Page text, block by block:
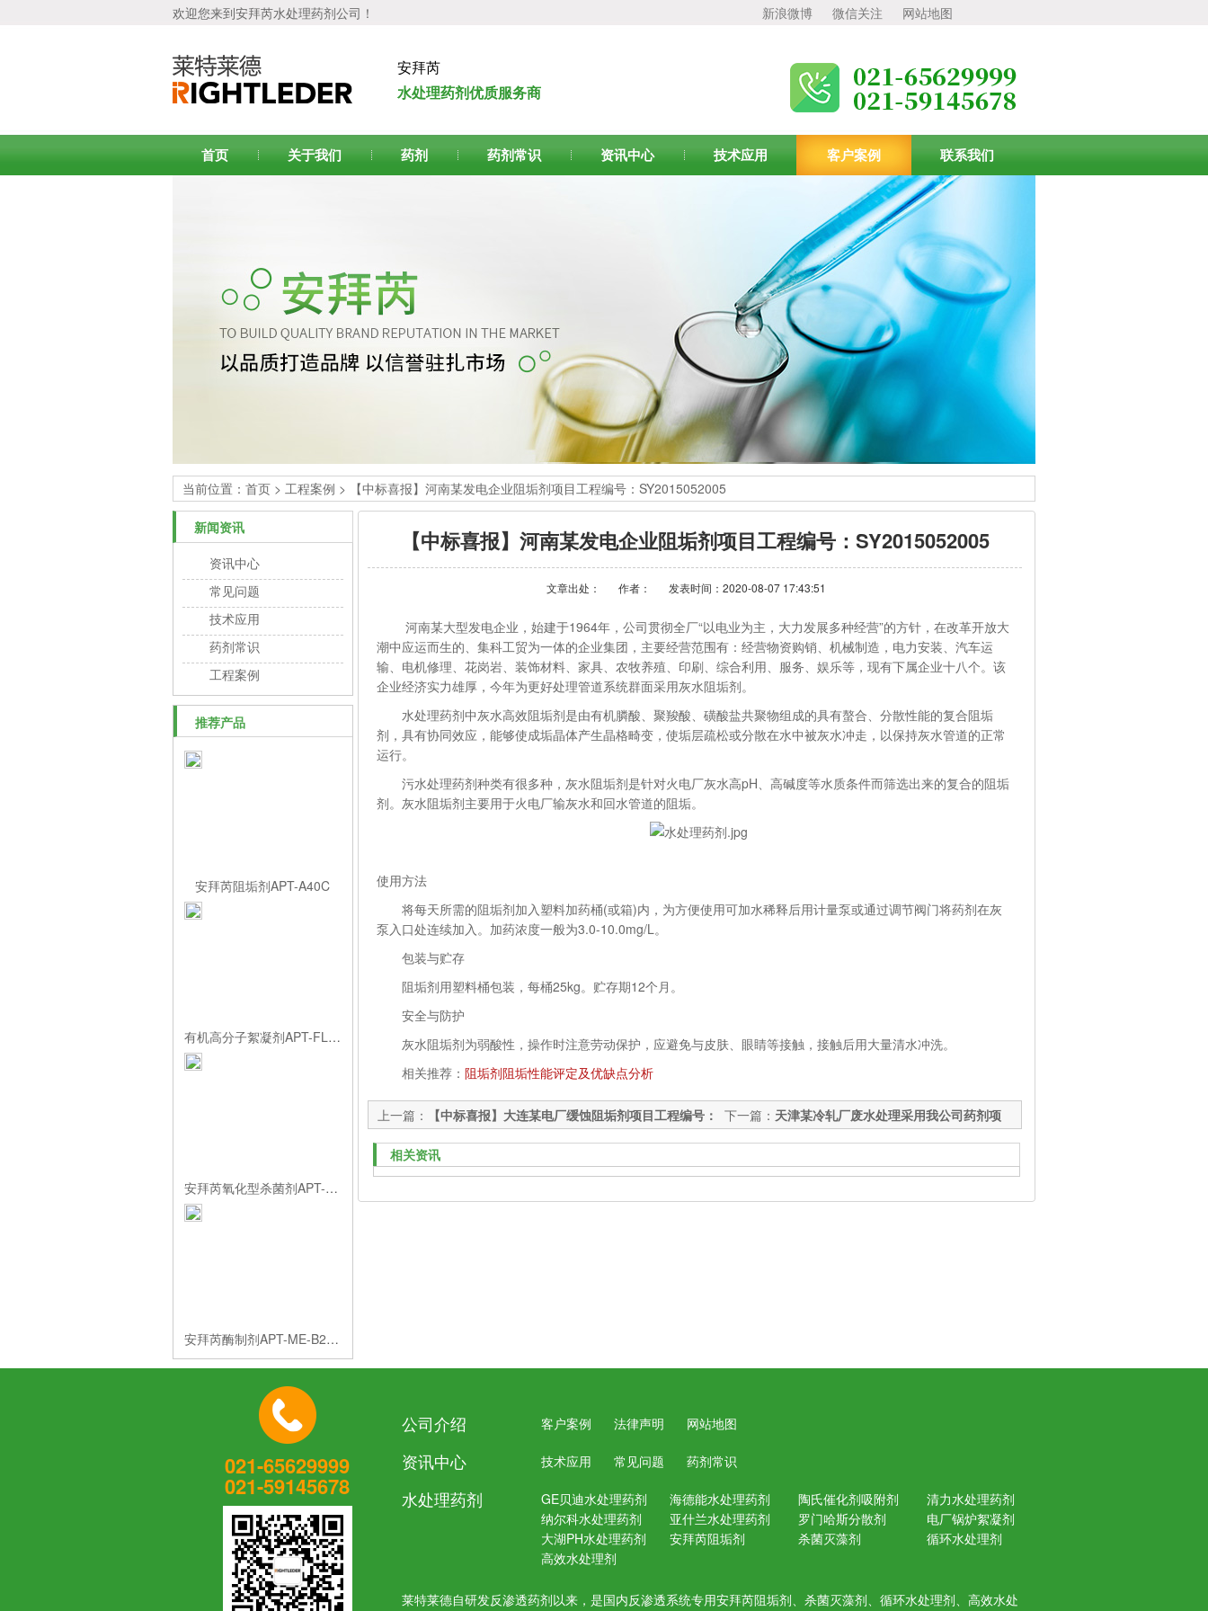
新浪微博 微信关注 网站地图
欢迎您来到安拜芮水处理药剂公司！
安拜芮
水处理药剂优质服务商
首页 关于我们 药剂 药剂常识 资讯中心 技术应用 客户案例 联系我们
当前位置： 首页 > 工程案例 > 【中标喜报】河南某发电企业阻垢剂项目工程编号：SY2015052005
新闻资讯
资讯中心
常见问题
技术应用
药剂常识
工程案例
推荐产品
安拜芮阻垢剂APT-A40C
有机高分子絮凝剂APT-FL60
安拜芮氧化型杀菌剂APT-1212
安拜芮酶制剂APT-ME-B2000
【中标喜报】河南某发电企业阻垢剂项目工程编号：SY2015052005
文章出处： 作者： 发表时间：2020-08-07 17:43:51
河南某大型发电企业，始建于1964年，公司贯彻全厂“以电业为主，大力发展多种经营”的方针，在改革开放大
潮中应运而生的、集科工贸为一体的企业集团，主要经营范围有：经营物资购销、机械制造，电力安装、汽车运
输、电机修理、花岗岩、装饰材料、家具、农牧养殖、印刷、综合利用、服务、娱乐等，现有下属企业十八个。该
企业经济实力雄厚，今年为更好处理管道系统群面采用灰水阻垢剂。
水处理药剂中灰水高效阻垢剂是由有机膦酸、聚羧酸、磺酸盐共聚物组成的具有螯合、分散性能的复合阻垢
剂，具有协同效应，能够使成垢晶体产生晶格畸变，使垢层疏松或分散在水中被灰水冲走，以保持灰水管道的正常
运行。
污水处理药剂种类有很多种，灰水阻垢剂是针对火电厂灰水高pH、高碱度等水质条件而筛选出来的复合的阻垢
剂。灰水阻垢剂主要用于火电厂输灰水和回水管道的阻垢。
使用方法
将每天所需的阻垢剂加入塑料加药桶(或箱)内，为方便使用可加水稀释后用计量泵或通过调节阀门将药剂在灰
泵入口处连续加入。加药浓度一般为3.0-10.0mg/L。
包装与贮存
阻垢剂用塑料桶包装，每桶25kg。贮存期12个月。
安全与防护
灰水阻垢剂为弱酸性，操作时注意劳动保护，应避免与皮肤、眼睛等接触，接触后用大量清水冲洗。
相关推荐： 阻垢剂阻垢性能评定及优缺点分析
下一篇： 天津某冷轧厂废水处理采用我公司药剂项
目工程
上一篇：
【中标喜报】大连某电厂缓蚀阻垢剂项目工程编号：
SY2015032105
相关资讯
021-65629999
021-59145678
公司介绍 客户案例 法律声明 网站地图
资讯中心 技术应用 常见问题 药剂常识
水处理药剂 GE贝迪水处理药剂 海德能水处理药剂 陶氏催化剂吸附剂
清力水处理药剂
纳尔科水处理药剂
亚什兰水处理药剂 罗门哈斯分散剂
电厂锅炉絮凝剂
大湖PH水处理药剂
安拜芮阻垢剂 杀菌灭藻剂
循环水处理剂
高效水处理剂
莱特莱德自研发反渗透药剂以来，是国内反渗透系统专用安拜芮阻垢剂、杀菌灭藻剂、循环水处理剂、高效水处